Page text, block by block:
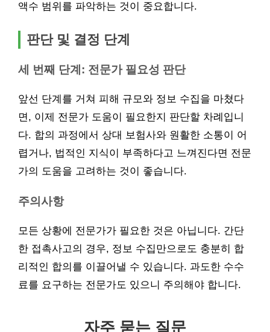
액수 범위를 파악하는 것이 중요합니다.
판단 및 결정 단계
세 번째 단계: 전문가 필요성 판단
앞선 단계를 거쳐 피해 규모와 정보 수집을 마쳤다
면, 이제 전문가 도움이 필요한지 판단할 차례입니
다. 합의 과정에서 상대 보험사와 원활한 소통이 어
렵거나, 법적인 지식이 부족하다고 느껴진다면 전문
가의 도움을 고려하는 것이 좋습니다.
주의사항
모든 상황에 전문가가 필요한 것은 아닙니다. 간단
한 접촉사고의 경우, 정보 수집만으로도 충분히 합
리적인 합의를 이끌어낼 수 있습니다. 과도한 수수
료를 요구하는 전문가도 있으니 주의해야 합니다.
자주 묻는 질문